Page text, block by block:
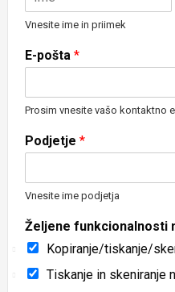
Vnesite ime in priimek
E-pošta *
Prosim vnesite vašo kontaktno
Podjetje *
Vnesite ime podjetja
Željene funkcionalnosti
Kopiranje/tiskanje/
Tiskanje in skeniranje